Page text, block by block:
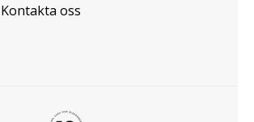
Kontakta oss